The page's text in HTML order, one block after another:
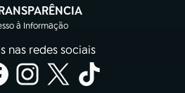
à Informação
(abre em nova aba)
nas redes sociais